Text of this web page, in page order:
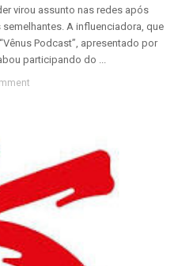
virou assunto nas redes após
A influenciadora, que
Podcast”, apresentado por
participando do ...